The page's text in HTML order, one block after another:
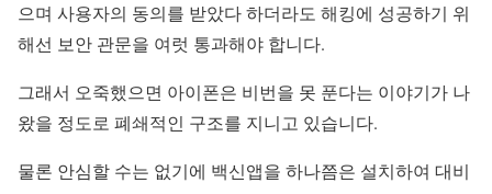
으며 사용자의 동의를 받았다 하더라도 해킹에 성공하기 위
해선 보안 관문을 여럿 통과해야 합니다.
그래서 오죽했으면 아이폰은 비번을 못 푼다는 이야기가 나
왔을 정도로 폐쇄적인 구조를 지니고 있습니다.
물론 안심할 수는 없기에 백신앱을 하나쯤은 설치하여 대비